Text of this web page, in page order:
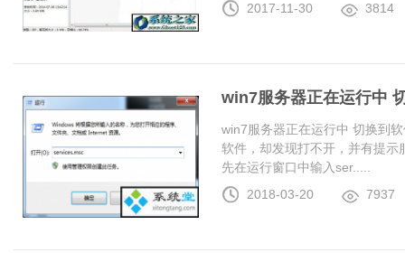
2017-11-30
3814
win7服务器正在运行中
win7服务器正在运行中 切换到
软件，却发现打不开，并有提
先在运行窗口中输入ser.....
2018-03-20
7937